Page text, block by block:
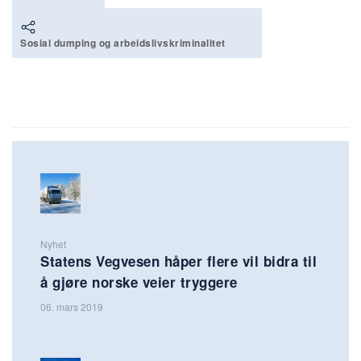
Sosial dumping og arbeidslivskriminalitet
Nyhet
Statens Vegvesen håper flere vil bidra til
å gjøre norske veier tryggere
06. mars 2019